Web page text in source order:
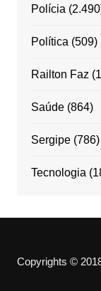
Polícia
Política (509)
Railton Faz
Saúde(864)
Sergipe(786)
Tecnologia
Copyrights ©